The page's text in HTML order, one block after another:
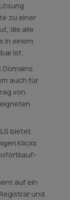
zu einer
die alle
in einem
ist.
auch für
von
bietet
Klicks
auf ein
und